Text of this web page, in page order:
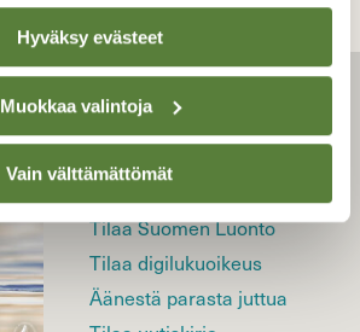
Hyväksy evästeet
Muokkaa valintoja
Vain välttämättömät
LEHTI
Tilaa Suomen Luonto
Tilaa digilukuoikeus
Äänestä parasta juttua